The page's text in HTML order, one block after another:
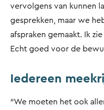
vervolgens van kunnen
gesprekken, maar we
afspraken gemaakt. Ik
Echt goed voor de
Iedereen
“We moeten het ook